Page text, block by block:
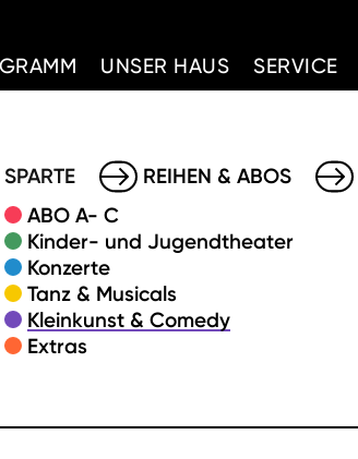
UNSER HAUS SERVICE
SPARTE
ABO A- C
Kinder- und Jugendtheater
Konzerte
Tanz & Musicals
Kleinkunst & Comedy
Extras
REIHEN & ABOS